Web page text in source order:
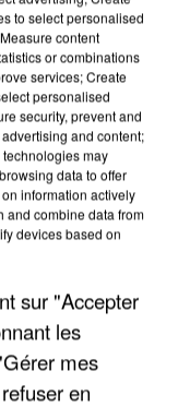
DE LA DZ
to select personalised
content
or combinations
services; Create
personalised
security, prevent and
and content;
may
data to offer
information actively
and combine data from
devices based on
sur "Accepter
les
mes
en